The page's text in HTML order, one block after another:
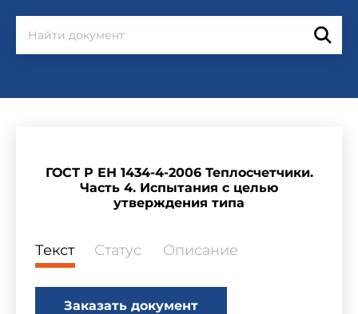
ГОСТ Р ЕН 1434-4-2006 Теплосчетчики.
Часть 4. Испытания с целью
утверждения типа
Текст Статус Описание
Заказать документ